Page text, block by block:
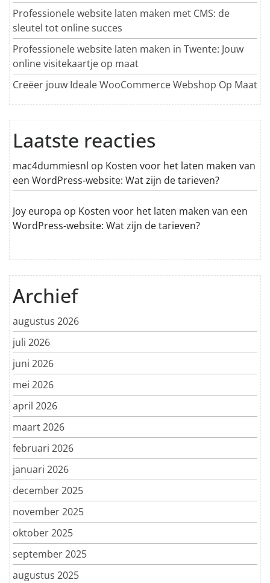
Professionele website laten maken met CMS: de
sleutel tot online succes
Professionele website laten maken in Twente: Jouw
online visitekaartje op maat
Creëer jouw Ideale WooCommerce Webshop Op Maat
Laatste reacties
mac4dummiesnl op Kosten voor het laten maken van
een WordPress-website: Wat zijn de tarieven?
Joy europa op Kosten voor het laten maken van een
WordPress-website: Wat zijn de tarieven?
Archief
augustus 2026
juli 2026
juni 2026
mei 2026
april 2026
maart 2026
februari 2026
januari 2026
december 2025
november 2025
oktober 2025
september 2025
augustus 2025